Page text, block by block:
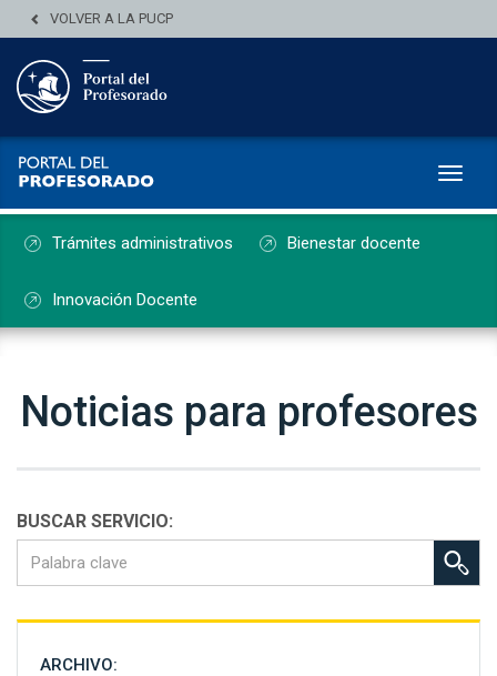
VOLVER A LA PUCP
Trámites administrativos Bienestar docente
Innovación Docente
Noticias para profesores
BUSCAR SERVICIO:
ARCHIVO: